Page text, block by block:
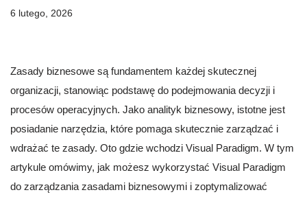
6 lutego, 2026
Zasady biznesowe są fundamentem każdej skutecznej
organizacji, stanowiąc podstawę do podejmowania decyzji i
procesów operacyjnych. Jako analityk biznesowy, istotne jest
posiadanie narzędzia, które pomaga skutecznie zarządzać i
wdrażać te zasady. Oto gdzie wchodzi Visual Paradigm. W tym
artykule omówimy, jak możesz wykorzystać Visual Paradigm
do zarządzania zasadami biznesowymi i zoptymalizować